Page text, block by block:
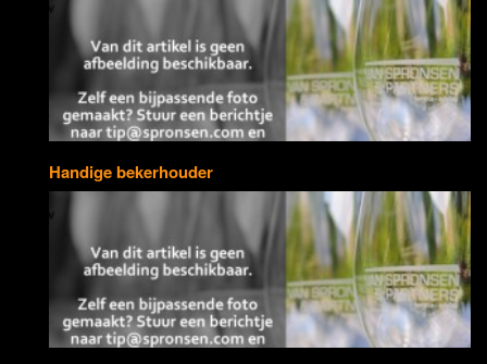
Handige bekerhouder